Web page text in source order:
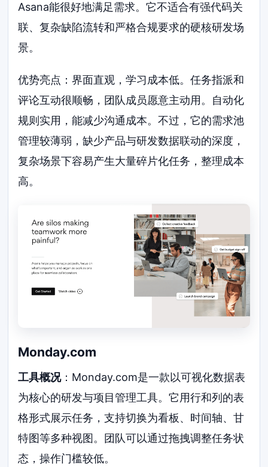
Asana能很好地满足需求。它不适合有强代码关
联、复杂缺陷流转和严格合规要求的硬核研发场
景。
优势亮点：界面直观，学习成本低。任务指派和
评论互动很顺畅，团队成员愿意主动用。自动化
规则实用，能减少沟通成本。不过，它的需求池
管理较薄弱，缺少产品与研发数据联动的深度，
复杂场景下容易产生大量碎片化任务，整理成本
高。
Monday.com
工具概况：Monday.com是一款以可视化数据表
为核心的研发与项目管理工具。它用行和列的表
格形式展示任务，支持切换为看板、时间轴、甘
特图等多种视图。团队可以通过拖拽调整任务状
态，操作门槛较低。